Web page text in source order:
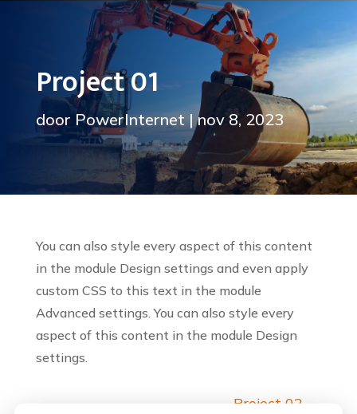
Project 01
door PowerInternet |nov 8, 2023
You can also style every aspect of this content
in the module Design settings and even apply
custom CSS to this text in the module
Advanced settings. You can also style every
aspect of this content in the module Design
settings.
Project 02